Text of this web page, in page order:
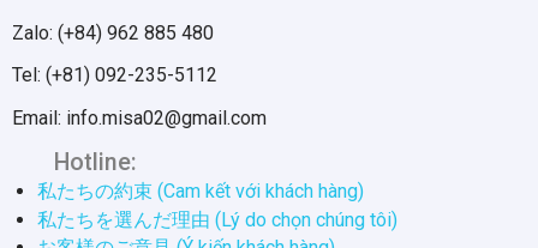
Zalo: (+84) 962 885 480
Tel: (+81) 092-235-5112
Email: info.misa02@gmail.com
Hotline:
私たちの約束 (Cam kết với khách hàng)
私たちを選んだ理由 (Lý do chọn chúng tôi)